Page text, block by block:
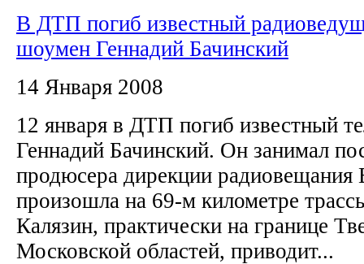
В ДТП погиб известный
шоумен Геннадий Бачинский
14 Января 2008
12 января в ДТП погиб известный
Геннадий Бачинский. Он занимал
продюсера дирекции
произошла на 69-м километре
Калязин, практически на границе
Московской областей, приводит...